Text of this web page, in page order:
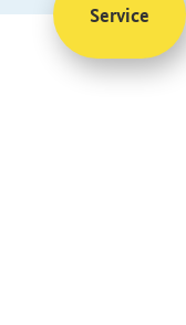
Service